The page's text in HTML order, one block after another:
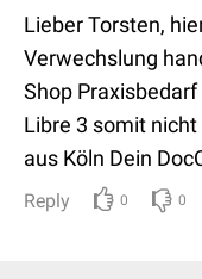
Lieber Torsten,
Verwechslung
Shop
Libre 3 somit
aus Köln Dein
Reply 0 0